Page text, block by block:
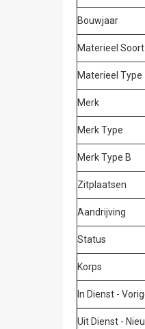
Bouwjaar
Materieel Soort
Materieel Type
Merk
Merk Type
Merk Type B
Zitplaatsen
Aandrijving
Status
Korps
In Dienst -
Uit Dienst -